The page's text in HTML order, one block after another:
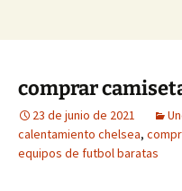
comprar
23 de junio de 2021
calentamiento chelsea,
equipos de futbol baratas